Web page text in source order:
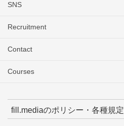
SNS
Recruitment
Contact
Courses
fill.mediaのポリシー・各種規定